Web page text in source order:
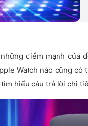
điểm mạnh của
Watch nào cũng
hiểu câu trả lời chi